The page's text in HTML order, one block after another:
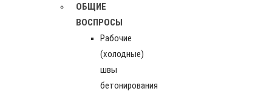
ОБЩИЕ
ВОСПРОСЫ
Рабочие
(холодные)
швы
бетонирования